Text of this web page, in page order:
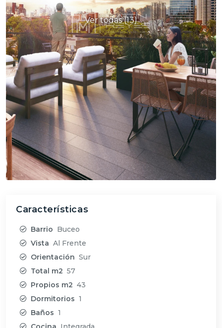
Ver todas (13)
Características
Barrio Buceo
Vista Al Frente
Orientación Sur
Total m2 57
Propios m2 43
Dormitorios 1
Baños 1